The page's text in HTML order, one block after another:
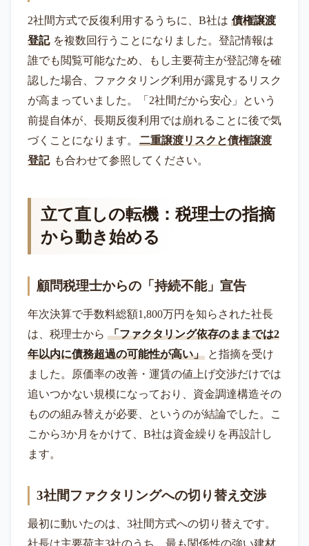
2社間方式で反復利用するうちに、B社は 債権譲渡
登記を複数回行うことになりました。登記情報は
誰でも閲覧可能なため、もし主要荷主が登記簿を確
認した場合、ファクタリング利用が露見するリスク
が高まっていました。「2社間だから安心」という
前提自体が、長期反復利用では崩れることに後で気
づくことになります。
二重譲渡リスクと債権譲渡
登記 も合わせて参照してください。
立て直しの転機：税理士の指摘
から動き始める
顧問税理士からの「持続不能」宣告
年次決算で手数料総額1,800万円を知らされた社長
は、税理士から 「ファクタリング依存のままでは2
年以内に債務超過の可能性が高い」と指摘を受け
ました。原価率の改善・運賃の値上げ交渉だけでは
追いつかない規模になっており、資金調達構造その
ものの組み替えが必要、というのが結論でした。こ
こから3か月をかけて、B社は資金繰りを再設計し
ます。
3社間ファクタリングへの切り替え交渉
最初に動いたのは、3社間方式への切り替えです。
社長は主要荷主3社のうち、最も関係性の強い建材